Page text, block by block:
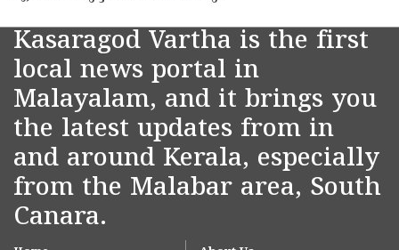
Kasaragod Vartha is the first
local news portal in
Malayalam, and it brings you
the latest updates from in
and around Kerala, especially
from the Malabar area, South
Canara.